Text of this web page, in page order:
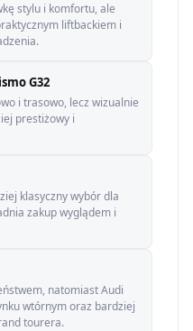
stylu i komfortu, ale
liftbackiem i
G32
i trasowo, lecz wizualnie
prestiżowy i
klasyczny wybór dla
zakup wyglądem i
natomiast Audi
wtórnym oraz bardziej
tourera.